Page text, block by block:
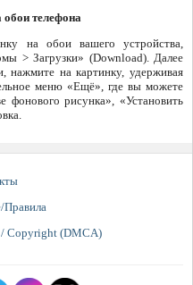
телефона
на обои вашего устройства,
> Загрузки» (Download). Далее
нажмите на картинку, удерживая
меню «Ещё», где вы можете
фонового рисунка», «Установить
Правила
/ Copyright (DMCA)